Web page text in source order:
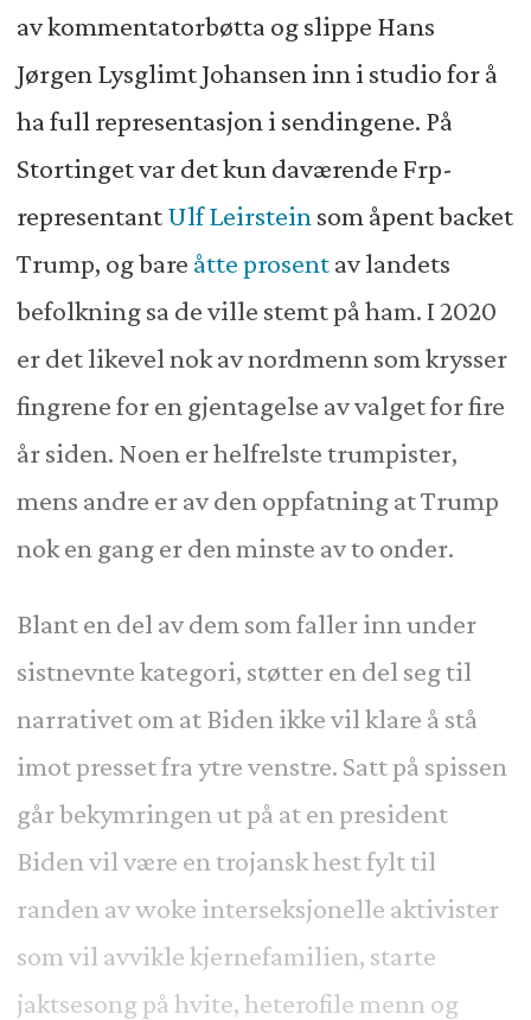
av kommentatorbøtta og slippe Hans
Jørgen Lysglimt Johansen inn i studio for å
ha full representasjon i sendingene. På
Stortinget var det kun daværende Frp-
representantUlf Leirstein som åpent backet
Trump, og bare åtte prosentav landets
befolkning sa de ville stemt på ham. I 2020
er det likevel nok av nordmenn som krysser
fingrene for en gjentagelse av valget for fire
år siden. Noen er helfrelste trumpister,
mens andre er av den oppfatning at Trump
nok en gang er den minste av to onder.
Blant en del av dem som faller inn under
sistnevnte kategori, støtter en del seg til
narrativet om at Biden ikke vil klare å stå
imot presset fra ytre venstre. Satt på spissen
går bekymringen ut på at en president
Biden vil være en trojansk hest fylt til
randen av woke interseksjonelle aktivister
som vil avvikle kjernefamilien, starte
jaktsesong på hvite, heterofile menn og